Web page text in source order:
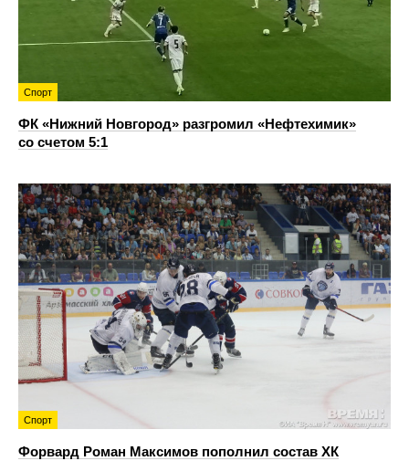
Спорт
ФК «Нижний Новгород» разгромил «Нефтехимик»
со счетом 5:1
Спорт
Форвард Роман Максимов пополнил состав ХК